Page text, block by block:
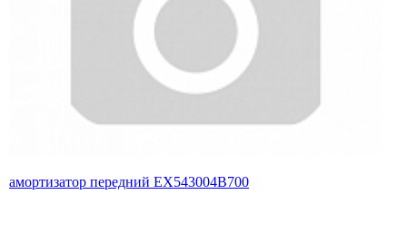
амортизатор передний EX543004B700